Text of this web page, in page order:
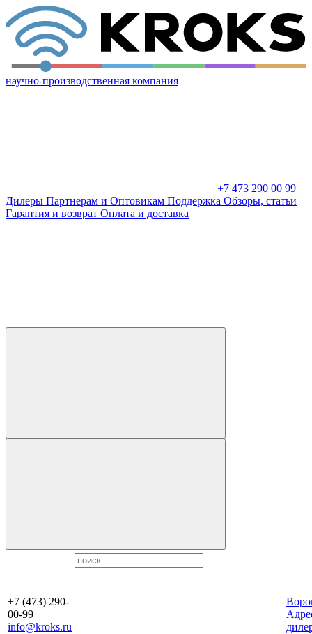
научно-производственная компания
+7 473 290 00 99
Дилеры Партнерам и Оптовикам Поддержка Обзоры, статьи
Гарантия и возврат Оплата и доставка
+7 (473) 290-
00-99
info@kroks.ru